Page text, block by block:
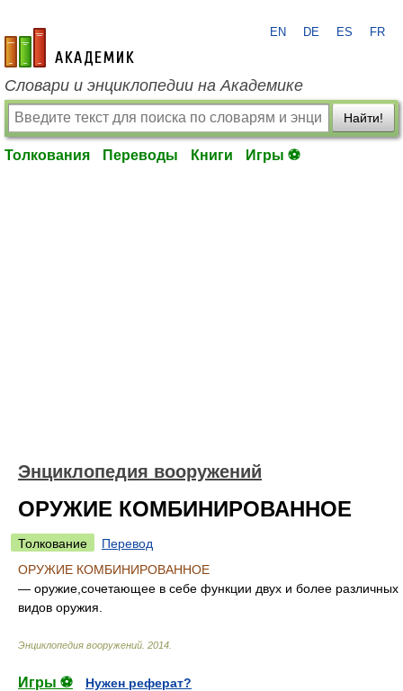
academic.ru
EN DE ES FR
Словари и энциклопедии на Академике
Найти!
Толкования Переводы Книги Игры ⚽
Энциклопедия вооружений
ОРУЖИЕ КОМБИНИРОВАННОЕ
Толкование
Перевод
ОРУЖИЕ КОМБИНИРОВАННОЕ
— оружие,сочетающее в себе функции двух и более различных
видов оружия.
Энциклопедия вооружений 2014
Игры ⚽
Нужен реферат?